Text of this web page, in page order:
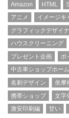
Amazon HTML
アニメ
イメージキ
グラフィックデザイ
ハウスクリーニング
プレゼント企画
ポ
中古車ショップホー
名刺デザイン
坐摩
携帯ショップ
文字
激安印刷編
甘い